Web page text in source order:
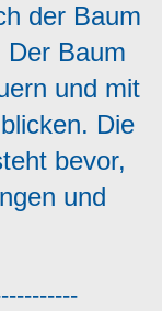
der Baum
Der Baum
und mit
Die
bevor,
und